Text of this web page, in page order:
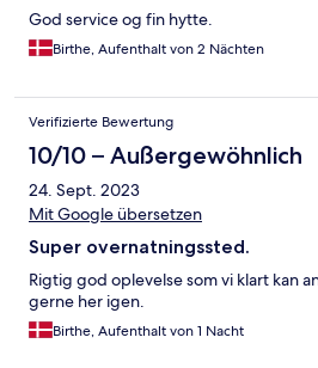
God service og fin hytte.
Birthe, Aufenthalt von 2 Nächten
Verifizierte Bewertung
10/10 – Außergewöhnlich
24. Sept. 2023
Mit Google übersetzen
Super overnatningssted.
Rigtig god oplevelse som vi klart kan
gerne her igen.
Birthe, Aufenthalt von 1 Nacht